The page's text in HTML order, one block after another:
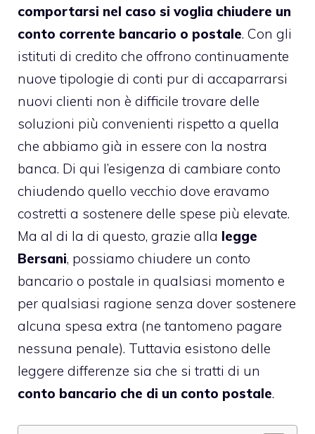
comportarsi nel caso si voglia chiudere un
conto corrente bancario o postale. Con gli
istituti di credito che offrono continuamente
nuove tipologie di conti pur di accaparrarsi
nuovi clienti non è difficile trovare delle
soluzioni più convenienti rispetto a quella
che abbiamo già in essere con la nostra
banca. Di qui l’esigenza di cambiare conto
chiudendo quello vecchio dove eravamo
costretti a sostenere delle spese più elevate.
Ma al di la di questo, grazie alla legge
Bersani, possiamo chiudere un conto
bancario o postale in qualsiasi momento e
per qualsiasi ragione senza dover sostenere
alcuna spesa extra (ne tantomeno pagare
nessuna penale). Tuttavia esistono delle
leggere differenze sia che si tratti di un
conto bancario che di un conto postale.